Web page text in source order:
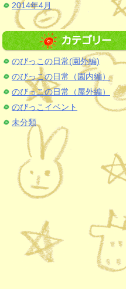
2014年4月
のびっこの日常(園外編)
のびっこの日常（園内編）
のびっこの日常（屋外編）
のびっこイベント
未分類